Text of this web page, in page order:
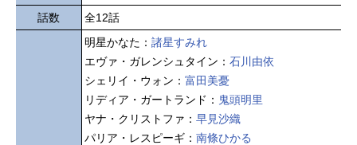
話数
全12話
明星かなた： 諸星すみれ
エヴァ・ガレンシュタイン： 石川由依
シェリイ・ウォン： 富田美憂
リディア・ガートランド： 鬼頭明里
ヤナ・クリストファ： 早見沙織
パリア・レスピーギ： 南條ひかる